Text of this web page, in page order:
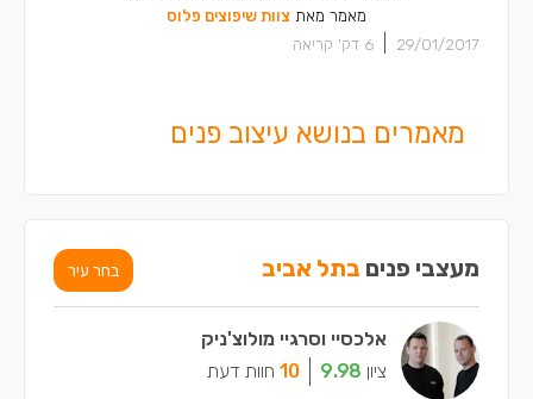
מאמר מאת צוות שיפוצים פלוס
29/01/2017
6 דק' קריאה
מאמרים בנושא עיצוב פנים
מעצבי פנים בתל אביב בחר עיר
אלכסיי וסרגיי מולוצ'ניק
ציון 9.98
10 חוות דעת